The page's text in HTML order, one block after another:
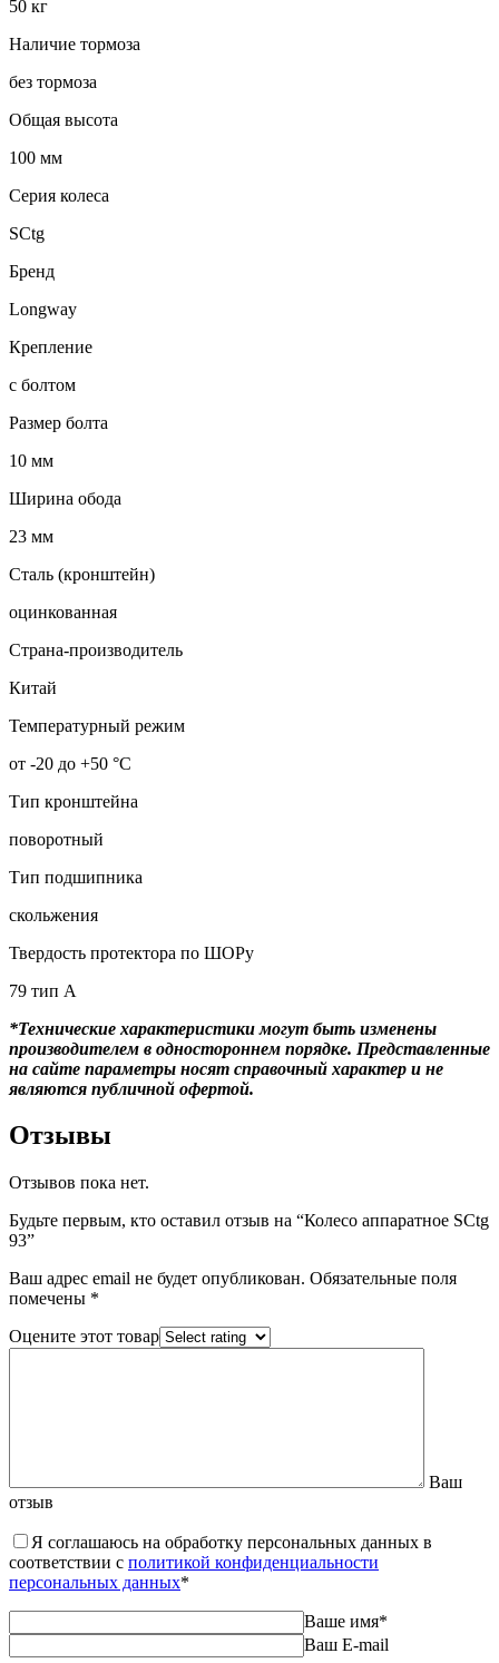
50 кг
Наличие тормоза
без тормоза
Общая высота
100 мм
Серия колеса
SCtg
Бренд
Longway
Крепление
с болтом
Размер болта
10 мм
Ширина обода
23 мм
Сталь (кронштейн)
оцинкованная
Страна-производитель
Китай
Температурный режим
от -20 до +50 °С
Тип кронштейна
поворотный
Тип подшипника
скольжения
Твердость протектора по ШОРу
79 тип А
*Технические характеристики могут быть изменены
производителем в одностороннем порядке. Представленные
на сайте параметры носят справочный характер и не
являются публичной офертой.
Отзывы
Отзывов пока нет.
Будьте первым, кто оставил отзыв на “Колесо аппаратное SCtg
93”
Ваш адрес email не будет опубликован. Обязательные поля
помечены *
Оцените этот товар
Ваш
отзыв
Я соглашаюсь на обработку персональных данных в
соответствии с политикой конфиденциальности
персональных данных*
Ваше имя*
Ваш E-mail